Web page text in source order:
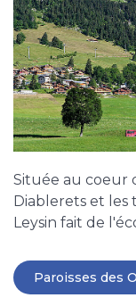
Située au coeur
Diablerets et les
Leysin fait de
Paroisses des